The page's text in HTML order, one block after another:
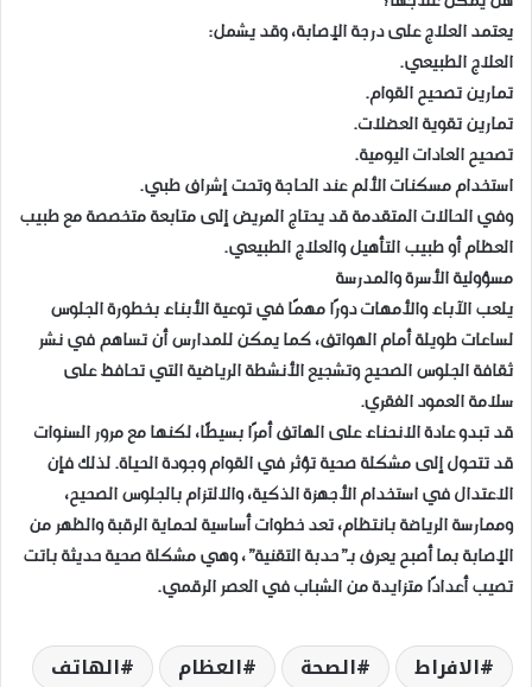
يعتمد العلاج على درجة الإصابة، وقد يشمل:
العلاج الطبيعي.
تمارين تصحيح القوام.
تمارين تقوية العضلات.
تصحيح العادات اليومية.
استخدام مسكنات الألم عند الحاجة وتحت إشراف طبي.
وفي الحالات المتقدمة قد يحتاج المريض إلى متابعة متخصصة مع طبيب
العظام أو طبيب التأهيل والعلاج الطبيعي.
مسؤولية الأسرة والمدرسة
يلعب الآباء والأمهات دورًا مهمًا في توعية الأبناء بخطورة الجلوس
لساعات طويلة أمام الهواتف، كما يمكن للمدارس أن تساهم في نشر
ثقافة الجلوس الصحيح وتشجيع الأنشطة الرياضية التي تحافظ على
سلامة العمود الفقري.
قد تبدو عادة الانحناء على الهاتف أمرًا بسيطًا، لكنها مع مرور السنوات
قد تتحول إلى مشكلة صحية تؤثر في القوام وجودة الحياة. لذلك فإن
الاعتدال في استخدام الأجهزة الذكية، والالتزام بالجلوس الصحيح،
وممارسة الرياضة بانتظام، تعد خطوات أساسية لحماية الرقبة والظهر من
الإصابة بما أصبح يعرف بـ”حدبة التقنية”، وهي مشكلة صحية حديثة باتت
تصيب أعدادًا متزايدة من الشباب في العصر الرقمي.
الافراط الصحة العظام
الهاتف